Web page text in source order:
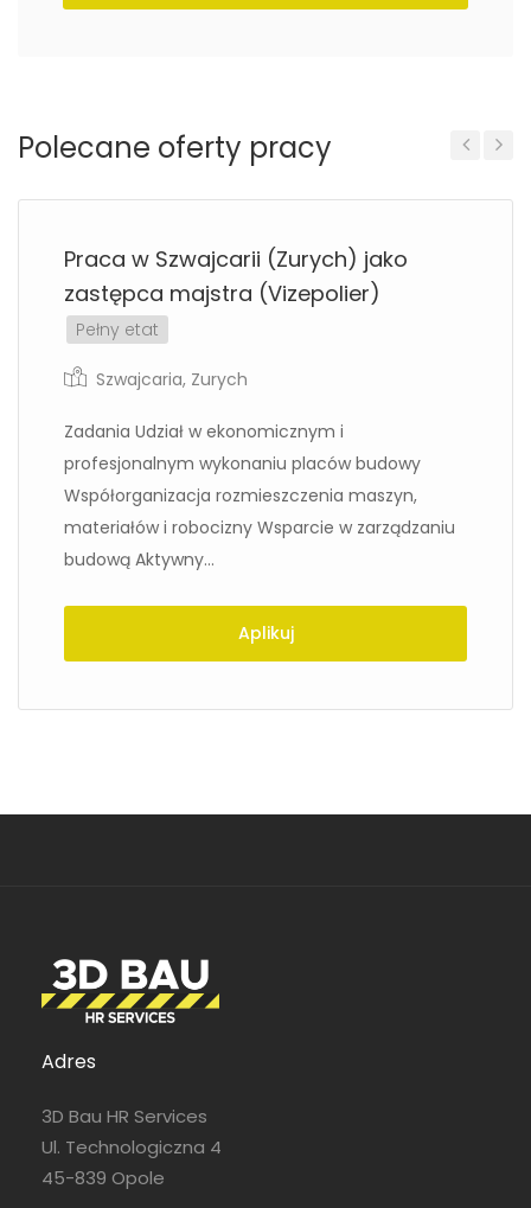
Polecane oferty pracy
Praca w Szwajcarii (Zurych) jako
zastępca majstra (Vizepolier)
Pełny etat
Szwajcaria, Zurych
Zadania Udział w ekonomicznym i
profesjonalnym wykonaniu placów budowy
Współorganizacja rozmieszczenia maszyn,
materiałów i robocizny Wsparcie w zarządzaniu
budową Aktywny...
Aplikuj
Adres
3D Bau HR Services
Ul. Technologiczna 4
45-839 Opole